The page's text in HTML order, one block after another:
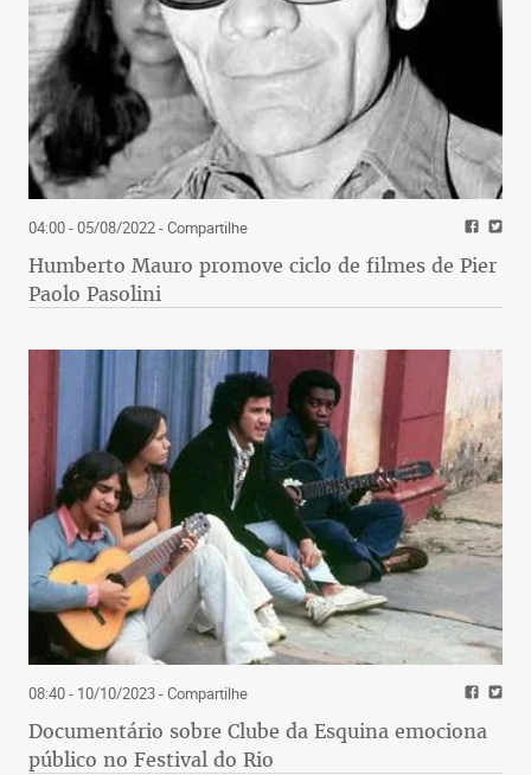
04:00 - 05/08/2022- Compartilhe
Humberto Mauro promove ciclo de filmes de Pier
Paolo Pasolini
08:40 - 10/10/2023- Compartilhe
Documentário sobre Clube da Esquina emociona
público no Festival do Rio